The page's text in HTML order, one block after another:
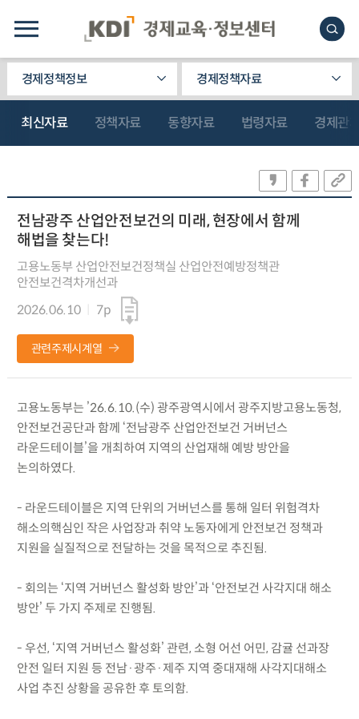
경제정책정보 경제정책자료
최신자료 정책자료 동향자료 법령자료 경제관
전남광주 산업안전보건의 미래, 현장에서 함께
해법을 찾는다!
고용노동부 산업안전보건정책실 산업안전예방정책관
안전보건격차개선과
2026.06.10
7p
관련주제시계열
고용노동부는 ’26.6.10.(수) 광주광역시에서 광주지방고용노동청,
안전보건공단과 함께 ‘전남광주 산업안전보건 거버넌스
라운드테이블’을 개최하여 지역의 산업재해 예방 방안을
논의하였다.
- 라운드테이블은 지역 단위의 거버넌스를 통해 일터 위험격차
해소의핵심인 작은 사업장과 취약 노동자에게 안전보건 정책과
지원을 실질적으로 전달하는 것을 목적으로 추진됨.
- 회의는 ‘지역 거버넌스 활성화 방안’과 ‘안전보건 사각지대 해소
방안’ 두 가지 주제로 진행됨.
- 우선, ‘지역 거버넌스 활성화’ 관련, 소형 어선 어민, 감귤 선과장
안전 일터 지원 등 전남·광주·제주 지역 중대재해 사각지대해소
사업 추진 상황을 공유한 후 토의함.